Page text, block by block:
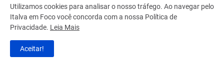
Utilizamos cookies para analisar o nosso tráfego. Ao navegar pelo
Italva em Foco você concorda com a nossa Política de
Privacidade. Leia Mais
Aceitar!